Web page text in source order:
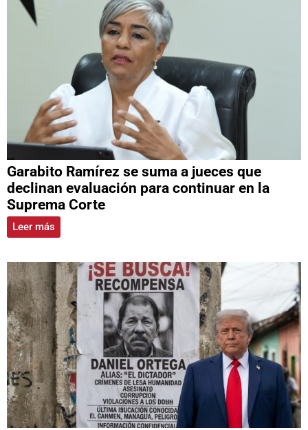
Garabito Ramírez se suma a jueces que
declinan evaluación para continuar en la
Suprema Corte
Leer más